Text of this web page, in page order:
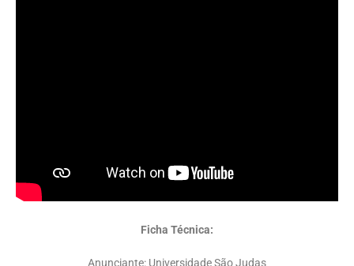
Ficha Técnica:
Anunciante: Universidade São Judas